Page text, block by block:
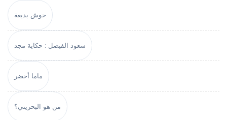
حوش بديعة
سعود الفيصل : حكاية مجد
ماما أخضر
من هو البحريني؟